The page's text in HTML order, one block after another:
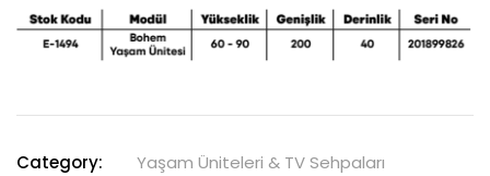
Category: Yaşam Üniteleri & TV Sehpaları